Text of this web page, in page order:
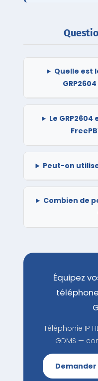
Quelle est
Le
Peut-on
Combien de
Équipez
Téléphonie IP
GDMS —